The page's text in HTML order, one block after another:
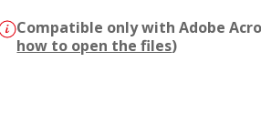
Compatible only with Adobe
how to open the files)